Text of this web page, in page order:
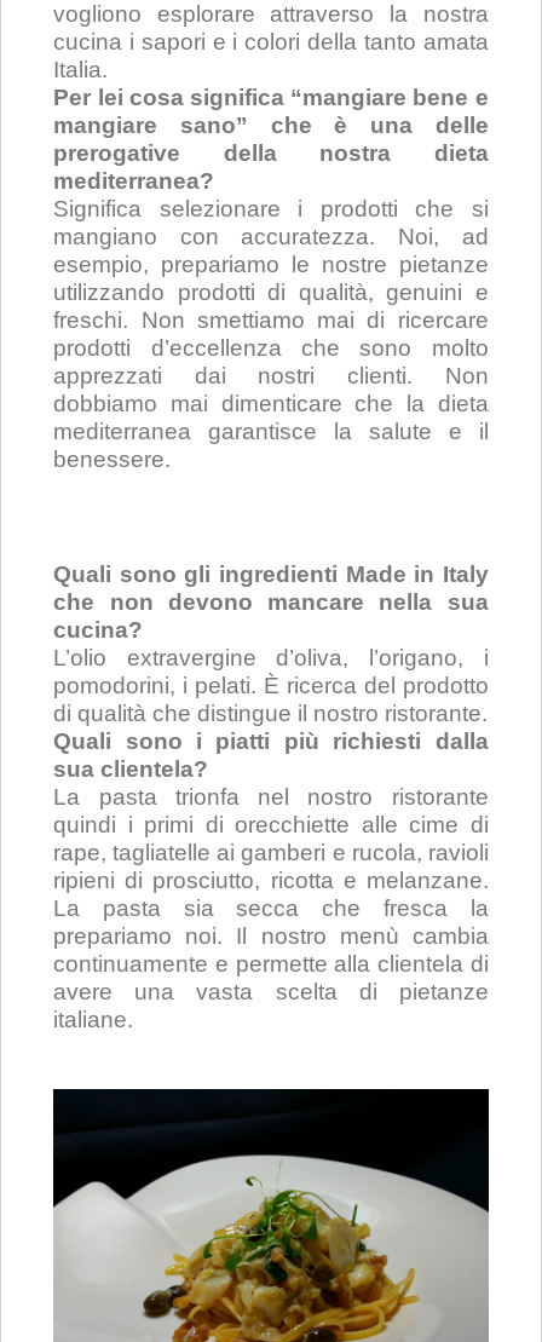
vogliono esplorare attraverso la nostra
cucina i sapori e i colori della tanto amata
Italia.
Per lei cosa significa “mangiare bene e
mangiare sano” che è una delle
prerogative della nostra dieta
mediterranea?
Significa selezionare i prodotti che si
mangiano con accuratezza. Noi, ad
esempio, prepariamo le nostre pietanze
utilizzando prodotti di qualità, genuini e
freschi. Non smettiamo mai di ricercare
prodotti d’eccellenza che sono molto
apprezzati dai nostri clienti. Non
dobbiamo mai dimenticare che la dieta
mediterranea garantisce la salute e il
benessere.
Quali sono gli ingredienti Made in Italy
che non devono mancare nella sua
cucina?
L’olio extravergine d’oliva, l’origano, i
pomodorini, i pelati. È ricerca del prodotto
di qualità che distingue il nostro ristorante.
Quali sono i piatti più richiesti dalla
sua clientela?
La pasta trionfa nel nostro ristorante
quindi i primi di orecchiette alle cime di
rape, tagliatelle ai gamberi e rucola, ravioli
ripieni di prosciutto, ricotta e melanzane.
La pasta sia secca che fresca la
prepariamo noi. Il nostro menù cambia
continuamente e permette alla clientela di
avere una vasta scelta di pietanze
italiane.